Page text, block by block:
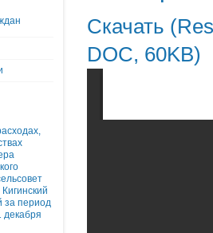
за период
декабря
Скачать
DOC, 60KB)